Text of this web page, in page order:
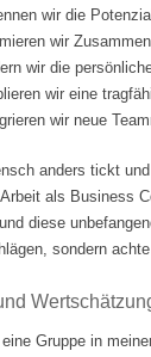
wir die
wir
wir die
wir eine
wir neue
anders tickt
als Business
diese
sondern
Gruppe in